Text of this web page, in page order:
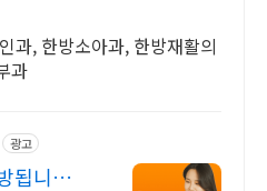
과, 한방소아과, 한방재활의
과
광고
됩니다